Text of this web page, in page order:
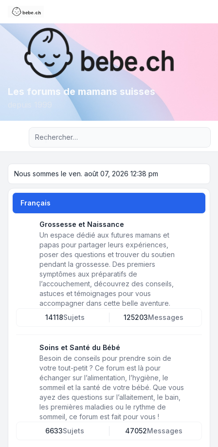
Les forums de mamans suisses
Recherche avancée
Nous sommes le ven. août 07, 2026 12:38 pm
Français
Grossesse et Naissance
Un espace dédié aux futures mamans et
papas pour partager leurs expériences,
poser des questions et trouver du soutien
pendant la grossesse. Des premiers
symptômes aux préparatifs de
l’accouchement, découvrez des conseils,
astuces et témoignages pour vous
accompagner dans cette belle aventure.
14118Sujets 125203Messages
Soins et Santé du Bébé
Besoin de conseils pour prendre soin de
votre tout-petit ? Ce forum est là pour
échanger sur l’alimentation, l’hygiène, le
sommeil et la santé de votre bébé. Que vous
ayez des questions sur l’allaitement, le bain,
les premières maladies ou le rythme de
sommeil, ce forum est fait pour vous !
6633Sujets 47052Messages